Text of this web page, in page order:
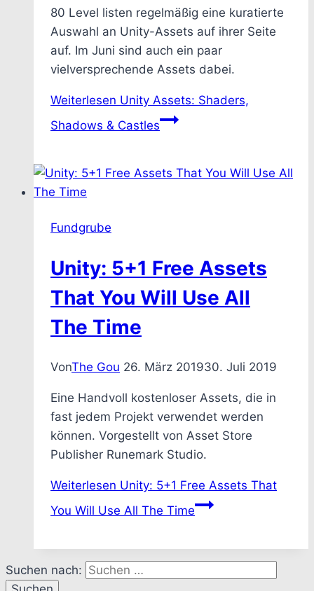
80 Level listen regelmäßig eine kuratierte
Auswahl an Unity-Assets auf ihrer Seite
auf. Im Juni sind auch ein paar
vielversprechende Assets dabei.
Weiterlesen Unity Assets: Shaders,
Shadows & Castles
Fundgrube
Unity: 5+1 Free Assets
That You Will Use All
The Time
VonThe Gou 26. März 201930. Juli 2019
Eine Handvoll kostenloser Assets, die in
fast jedem Projekt verwendet werden
können. Vorgestellt von Asset Store
Publisher Runemark Studio.
Weiterlesen Unity: 5+1 Free Assets That
You Will Use All The Time
Suchen nach: